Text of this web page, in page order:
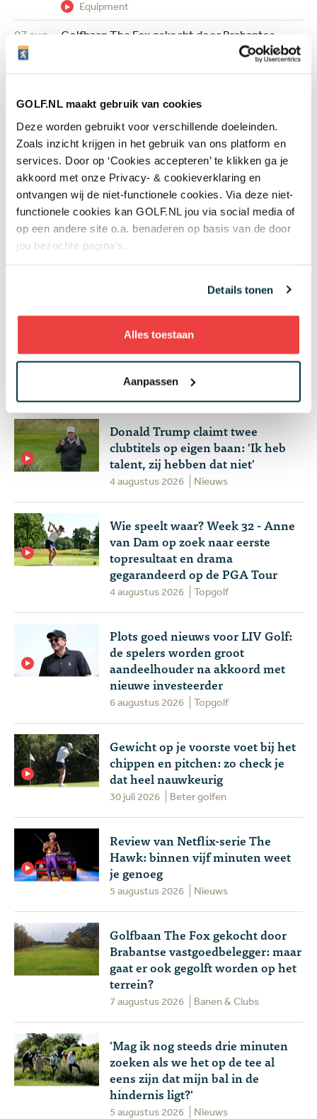
GOLF.NL maakt gebruik van cookies
Deze worden gebruikt voor verschillende doeleinden.
Zoals inzicht krijgen in het gebruik van ons platform en
services. Door op ‘Cookies accepteren’ te klikken ga je
akkoord met onze Privacy- & cookieverklaring en
ontvangen wij de niet-functionele cookies. Via deze niet-
functionele cookies kan GOLF.NL jou via social media of
op een andere site o.a. benaderen op basis van de door
jou bezochte pagina’s.
Details tonen
Alles toestaan
Aanpassen
Equipment
07 aug
Golfbaan The Fox gekocht door Brabantse
vastgoedbelegger: maar gaat er ook gegolft
07 aug
In golf kent leeftijd geen grenzen: 50 jaar
verschil tussen de oudste en jongste
deelneemster US Women's Amateur
Topgolf
+ Toon meer
Handen andersom: volgens Joost
Luiten echt de makkelijkste
manier om te chippen
4 augustus 2026 Instructie
Donald Trump claimt twee
clubtitels op eigen baan: 'Ik heb
talent, zij hebben dat niet'
4 augustus 2026 Nieuws
Wie speelt waar? Week 32 - Anne
van Dam op zoek naar eerste
topresultaat en drama
gegarandeerd op de PGA Tour
4 augustus 2026 Topgolf
Plots goed nieuws voor LIV Golf:
de spelers worden groot
aandeelhouder na akkoord met
nieuwe investeerder
6 augustus 2026 Topgolf
Gewicht op je voorste voet bij het
chippen en pitchen: zo check je
dat heel nauwkeurig
30 juli 2026 Beter golfen
Review van Netflix-serie The
Hawk: binnen vijf minuten weet
je genoeg
5 augustus 2026 Nieuws
Golfbaan The Fox gekocht door
Brabantse vastgoedbelegger: maar
gaat er ook gegolft worden op het
terrein?
7 augustus 2026 Banen & Clubs
'Mag ik nog steeds drie minuten
zoeken als we het op de tee al
eens zijn dat mijn bal in de
hindernis ligt?'
5 augustus 2026 Nieuws